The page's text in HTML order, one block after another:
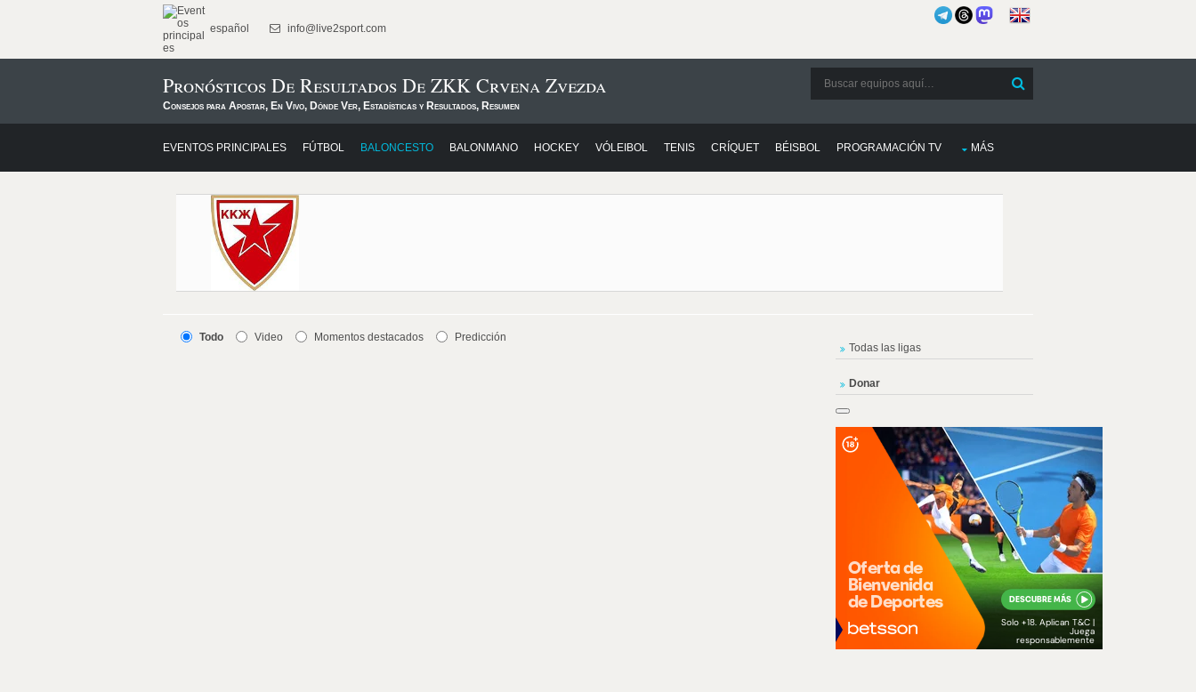
español info@live2sport.com
Pronósticos De Resultados De ZKK Crvena Zvezda
Consejos para Apostar, En Vivo, Dónde Ver, Estadísticas y Resultados, Resumen
EVENTOS PRINCIPALES FÚTBOL BALONCESTO BALONMANO HOCKEY VÓLEIBOL TENIS CRÍQUET BÉISBOL PROGRAMACIÓN TV MÁS
Todo Video Momentos destacados Predicción
Todas las ligas
Donar